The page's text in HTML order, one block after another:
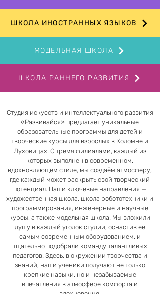
ШКОЛА ИНОСТРАННЫХ ЯЗЫКОВ
МОДЕЛЬНАЯ ШКОЛА
ШКОЛА РАННЕГО РАЗВИТИЯ
Студия искусств и интеллектуального развития
«Развивайся» предлагает уникальные
образовательные программы для детей и
творческие курсы для взрослых в Коломне и
Луховицах. С тремя филиалами, каждый из
которых выполнен в современном,
вдохновляющем стиле, мы создаём атмосферу,
где каждый может раскрыть свой творческий
потенциал. Наши ключевые направления —
художественная школа, школа робототехники и
программирования, инженерные и научные
курсы, а также модельная школа. Мы вложили
душу в каждый уголок студии, оснастив её
самым современным оборудованием, и
тщательно подобрали команду талантливых
педагогов. Здесь, в окружении творчества и
знаний, наши ученики получают не только
крепкие навыки, но и незабываемые
впечатления в атмосфере комфорта и